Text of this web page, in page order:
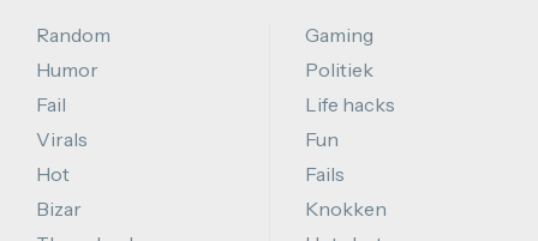
Random
Humor
Fail
Virals
Hot
Bizar
Gaming
Politiek
Life hacks
Fun
Fails
Knokken